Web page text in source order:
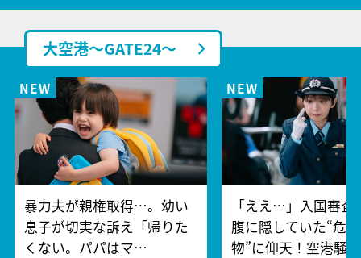
大空港～GATE24～
暴力夫が親権取得…。幼い
息子が切実な訴え「帰りた
くない。パパはマ…
「ええ…」入国審査
腹に隠していた“危
物”に仰天！空港騒